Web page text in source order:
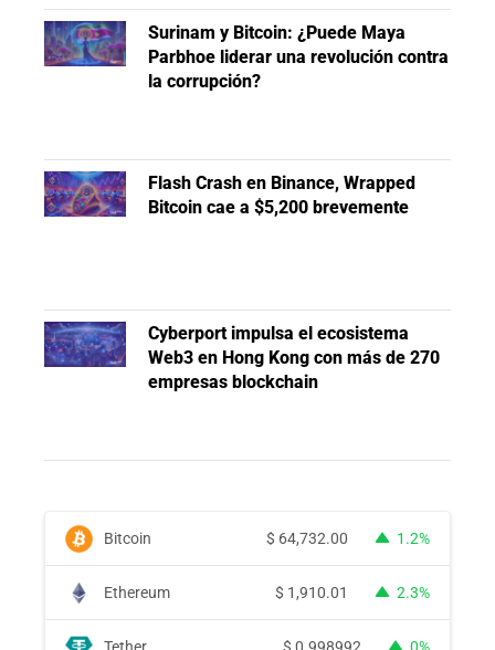
Surinam y Bitcoin: ¿Puede Maya
Parbhoe liderar una revolución contra
la corrupción?
Flash Crash en Binance, Wrapped
Bitcoin cae a $5,200 brevemente
Cyberport impulsa el ecosistema
Web3 en Hong Kong con más de 270
empresas blockchain
Bitcoin $ 64,732.00 1.2%
Ethereum $ 1,910.01 2.3%
Tether $ 0.998992 0%